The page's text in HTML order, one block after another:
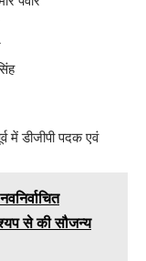
में डीजीपी पदक एवं
से की सौजन्य